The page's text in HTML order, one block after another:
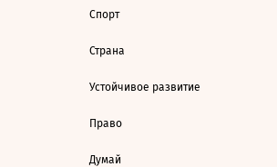
Спорт
Страна
Устойчивое развитие
Право
Думай